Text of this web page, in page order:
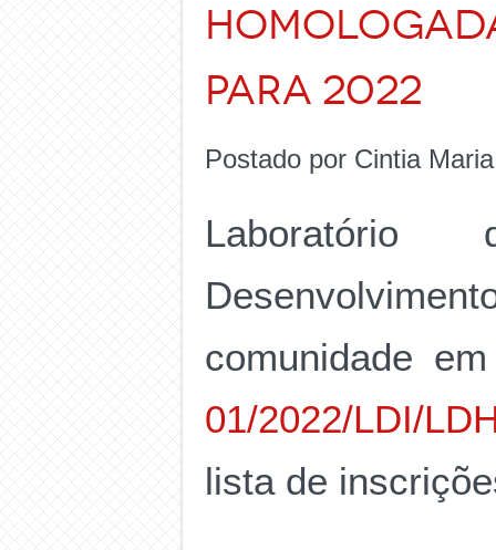
PARA 2022
Postado por Cintia
comunidade
01/2022/LDI/
lista de